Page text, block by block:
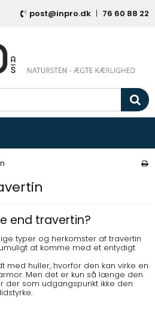
post@inpro.dk | 76 60 88 22
end travertin?
typer og herkomster af travertin
at komme med et entydigt
med huller, hvorfor den kan virke en
Men det er kun så længe den
der som udgangspunkt ikke den